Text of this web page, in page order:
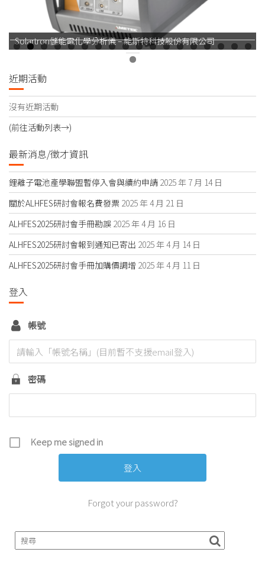
Solartron儲能電化學分析儀 – 能斯特科技股份有限公司
近期活動
沒有近期活動
(前往活動列表→)
最新消息/徵才資訊
鋰離子電池產學聯盟暫停入會與續約申請 2025 年 7 月 14 日
關於ALHFES研討會報名費發票 2025 年 4 月 21 日
ALHFES2025研討會手冊勘誤 2025 年 4 月 16 日
ALHFES2025研討會報到通知已寄出 2025 年 4 月 14 日
ALHFES2025研討會手冊加購價調增 2025 年 4 月 11 日
登入
帳號
密碼
Keep me signed in
Forgot your password?